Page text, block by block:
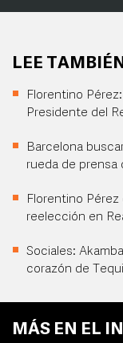
LEE TAMBIÉN
Florentino
Presidente del
Barcelona
rueda de prensa
Florentino
reelección en
Sociales:
corazón de
MÁS EN EL